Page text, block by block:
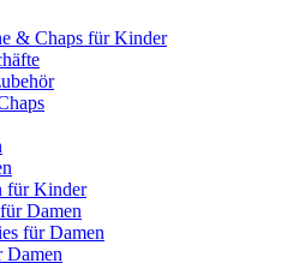
& Chaps für Kinder
für Kinder
Damen
für Damen
Damen